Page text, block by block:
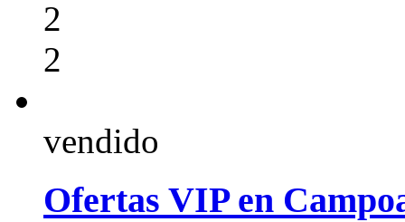
2
2
vendido
Ofertas VIP en